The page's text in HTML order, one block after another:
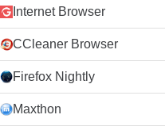
Internet Browser
CCleaner Browser
Firefox Nightly
Maxthon